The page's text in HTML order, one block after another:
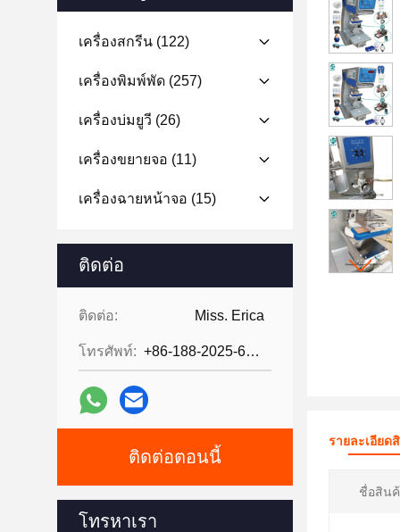
เครื่องสกรีน (122)
เครื่องพิมพ์พัด (257)
เครื่องบ่มยูวี (26)
เครื่องขยายจอ (11)
เครื่องฉายหน้าจอ (15)
ติดต่อ
ติดต่อ: Miss. Erica
โทรศัพท์: +86-188-2025-6376
ติดต่อตอนนี้
โทรหาเรา
รายละเอียด
ชื่อสิน